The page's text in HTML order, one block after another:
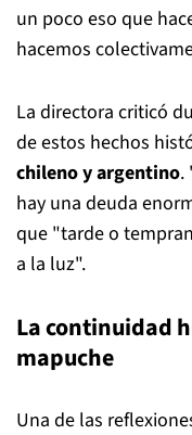
un poco eso que
hacemos
La directora criticó
de estos hechos
chileno y argentino.
hay una deuda
que "tarde o
a la luz".
La continuidad
mapuche
Una de las